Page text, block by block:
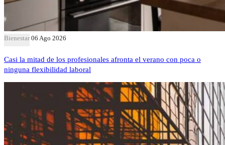
Bienestar 06 Ago 2026
Casi la mitad de los profesionales afronta el verano con poca o
ninguna flexibilidad laboral